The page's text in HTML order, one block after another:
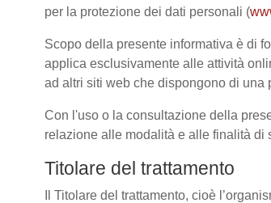
per la protezione dei dati personali (
Scopo della presente informativa è di
applica esclusivamente alle attività
ad altri siti web che dispongono di una
Con l'uso o la consultazione della
relazione alle modalità e alle finalità di
Titolare del trattamento
Il Titolare del trattamento, cioè